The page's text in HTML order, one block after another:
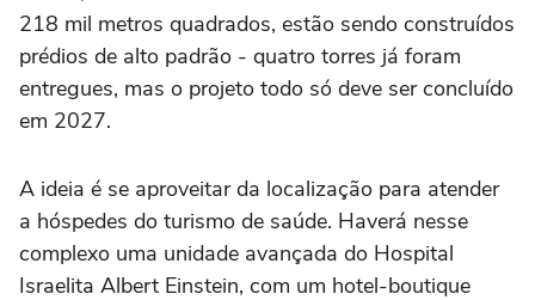
218 mil metros quadrados, estão sendo construídos
prédios de alto padrão - quatro torres já foram
entregues, mas o projeto todo só deve ser concluído
em 2027.
A ideia é se aproveitar da localização para atender
a hóspedes do turismo de saúde. Haverá nesse
complexo uma unidade avançada do Hospital
Israelita Albert Einstein, com um hotel-boutique